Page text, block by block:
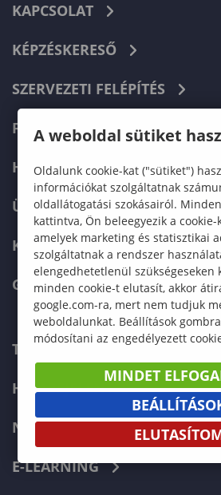
KAPCSOLAT
KÉPZÉSKERESŐ
SZERVEZETI FELÉPÍTÉS
FELVÉTELIZŐKNEK
HALLGATÓKNAK
ÜZLETI PARTNEREKNEK
KARRIER
GREEN UNIVERSITY
TELEFONKÖNYV
HIBABEJELENTÉS
NEPTUN
E-LEARNING
A weboldal sütiket
Oldalunk cookie-kat ("sütiket")
információkat szolgáltatnak
oldallátogatási szokásairól.
kattintva, Ön beleegyezik a
amelyek marketing és statisztikai
szolgáltatnak a rendszer
elengedhetetlenül szükségeseken
minden cookie-t elutasít, akkor
google.com-ra, mert nem tudjuk
weboldalunkat. Beállítások
módosítani az engedélyezett
MINDET